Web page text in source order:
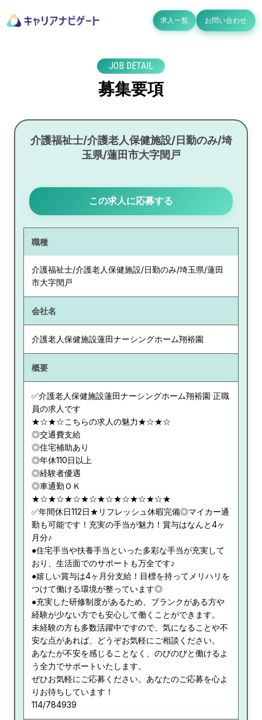
求人一覧 お問い合わせ
JOB DETAIL
募集要項
介護福祉士/介護老人保健施設/日勤のみ/埼
玉県/蓮田市大字閏戸
この求人に応募する
職種
介護福祉士/介護老人保健施設/日勤のみ/埼玉県/蓮田
市大字閏戸
会社名
介護老人保健施設蓮田ナーシングホーム翔裕園
概要
✅介護老人保健施設蓮田ナーシングホーム翔裕園 正職
員の求人です
★☆★☆こちらの求人の魅力★☆★☆
◎交通費支給
◎住宅補助あり
◎年休110日以上
◎経験者優遇
◎車通勤ＯＫ
★☆★☆★☆★☆★☆★☆★☆★☆★
✅年間休日112日★リフレッシュ休暇完備◎マイカー通
勤も可能です！充実の手当が魅力！賞与はなんと4ヶ
月分♪
●住宅手当や扶養手当といった多彩な手当が充実して
おり、生活面でのサポートも万全です♪
●嬉しい賞与は4ヶ月分支給！目標を持ってメリハリを
つけて働ける環境が整っています◎
●充実した研修制度があるため、ブランクがある方や
経験が少ない方でも安心して働くことができます。
未経験の方も多数活躍中ですので、気になることや不
安な点があれば、どうぞお気軽にご相談ください。
あなたが不安を感じることなく、のびのびと働けるよ
う全力でサポートいたします。
ぜひお気軽にご応募ください。あなたのご応募を心よ
りお待ちしています！
114/784939